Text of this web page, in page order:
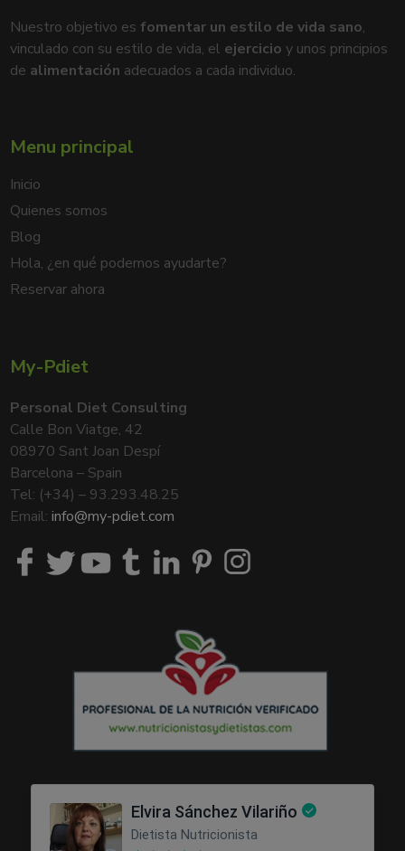
Nuestro objetivo esfomentar un estilo de vida sano,
vinculado con su estilo de vida, el ejercicio y unos principios
de alimentación adecuados a cada individuo.
Menu principal
Inicio
Quienes somos
Blog
Hola, ¿en qué podemos ayudarte?
Reservar ahora
My-Pdiet
Personal Diet Consulting
Calle Bon Viatge, 42
08970 Sant Joan Despí
Barcelona – Spain
Tel: (+34) – 93.293.48.25
Email:info@my-pdiet.com